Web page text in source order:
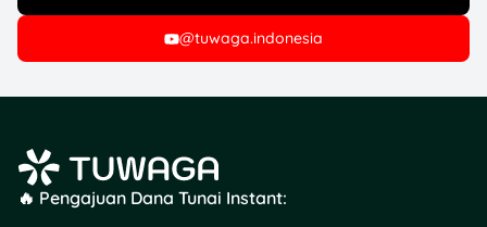
@tuwaga.indonesia
🔥 Pengajuan Dana Tunai Instant: